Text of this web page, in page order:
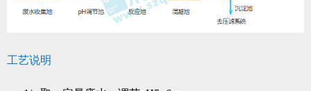
工艺说明